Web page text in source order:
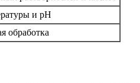
и pH
обработка